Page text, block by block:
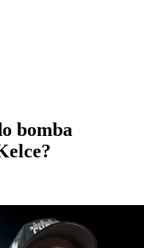
bomba